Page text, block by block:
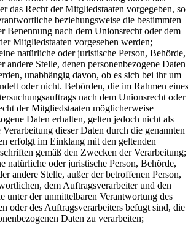
das Recht der Mitgliedstaaten vorgegeben, so
beziehungsweise die bestimmten
Benennung nach dem Unionsrecht oder dem
Mitgliedstaaten vorgesehen werden;
natürliche oder juristische Person, Behörde,
andere Stelle, denen personenbezogene Daten
unabhängig davon, ob es sich bei ihr um
oder nicht. Behörden, die im Rahmen eines
nach dem Unionsrecht oder
der Mitgliedstaaten möglicherweise
Daten erhalten, gelten jedoch nicht als
dieser Daten durch die genannten
erfolgt im Einklang mit den geltenden
gemäß den Zwecken der Verarbeitung;
natürliche oder juristische Person, Behörde,
andere Stelle, außer der betroffenen Person,
dem Auftragsverarbeiter und den
unter der unmittelbaren Verantwortung des
oder des Auftragsverarbeiters befugt sind, die
Daten zu verarbeiten;